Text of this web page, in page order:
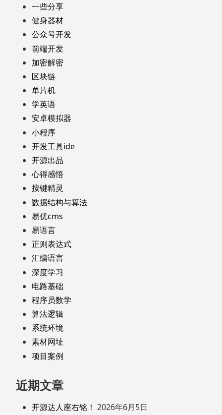
一些分享
健身器材
公众号开发
前端开发
加密解密
区块链
单片机
学英语
安卓模拟器
小程序
开发工具ide
开源出品
心得感悟
按键精灵
数据结构与算法
易优cms
易语言
正则表达式
汇编语言
深度学习
电路基础
程序员数学
算法逻辑
系统环境
素材网址
项目案例
近期文章
开源达人座右铭！ 2026年6月5日